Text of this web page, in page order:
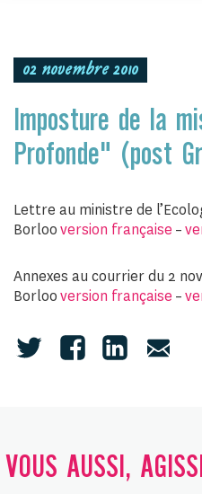
02 novembre 2010
Imposture de la
Profonde" (post
Lettre au ministre de
Borlooversion française –
Annexes au courrier du 2
Borlooversion française –
VOUS AUSSI,